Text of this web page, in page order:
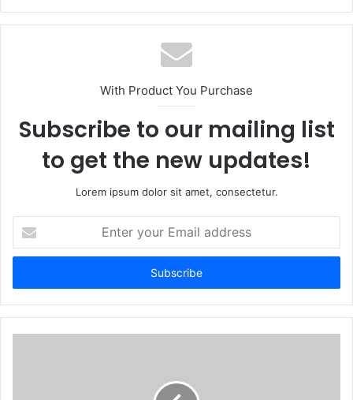
With Product You Purchase
Subscribe to our mailing list
to get the new updates!
Lorem ipsum dolor sit amet, consectetur.
your
Email